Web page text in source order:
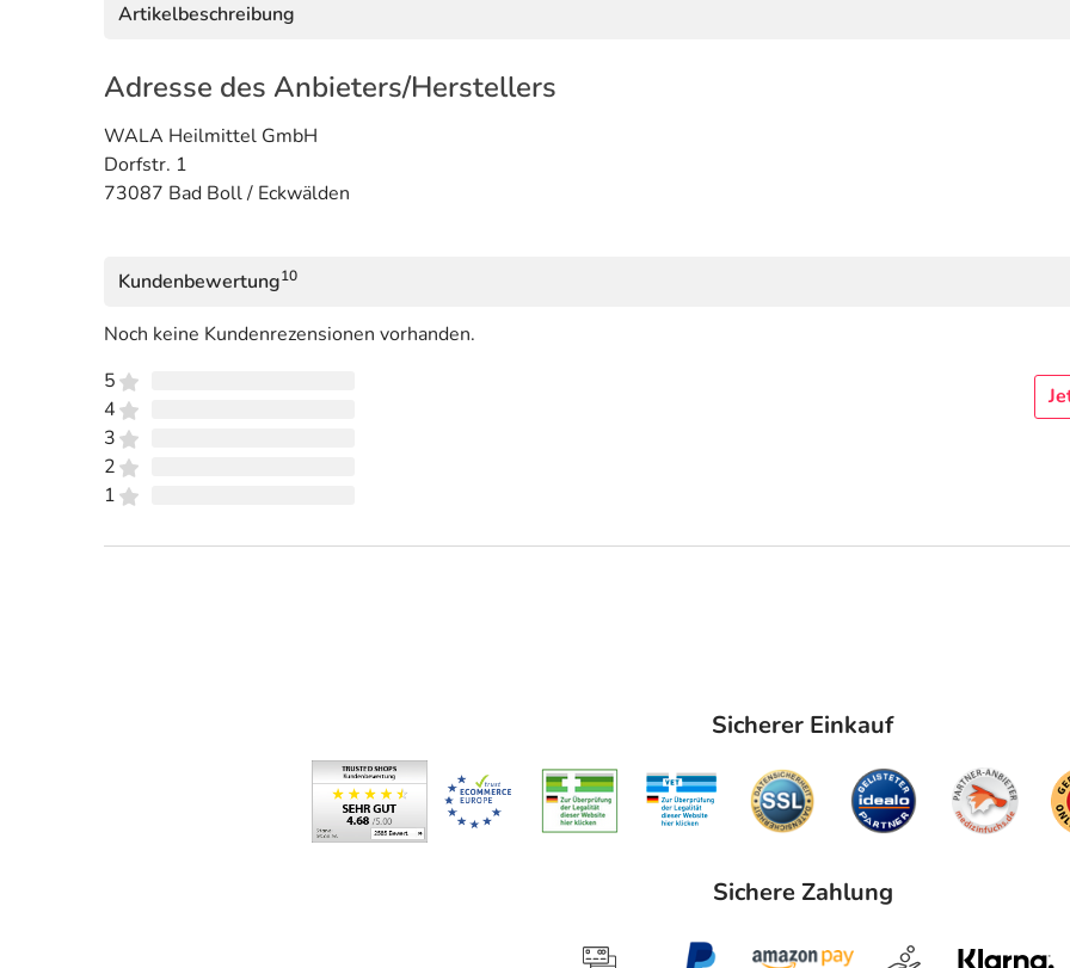
Artikelbeschreibung
Adresse des Anbieters/Herstellers
WALA Heilmittel GmbH
Dorfstr. 1
73087 Bad Boll / Eckwälden
Kundenbewertung10
Noch keine Kundenrezensionen vorhanden.
5
4
3
2
1
Sicherer Einkauf
Sichere Zahlung